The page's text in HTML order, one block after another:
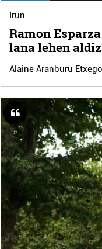
Irun
Ramon
lana lehen
Alaine Aranburu